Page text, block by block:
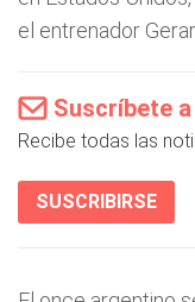
el entrenador
Suscríbete
Recibe todas las
SUSCRIBIRSE